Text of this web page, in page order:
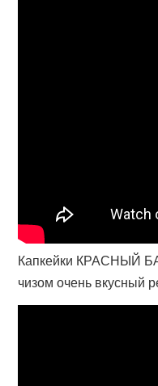
Капкейки КРАСНЫЙ
чизом очень вкусный